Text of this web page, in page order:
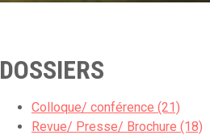
DOSSIERS
Colloque/ conférence (21)
Revue/ Presse/ Brochure (18)